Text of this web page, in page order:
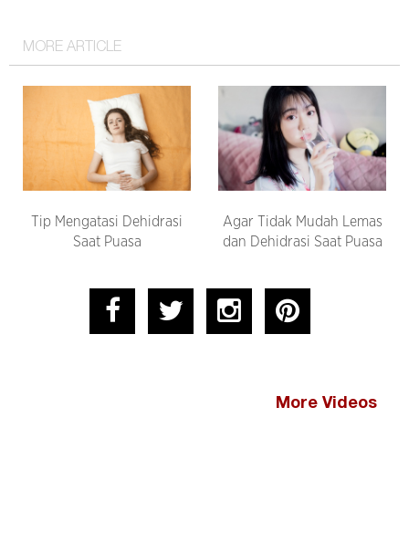
MORE ARTICLE
Tip Mengatasi Dehidrasi
Saat Puasa
Agar Tidak Mudah Lemas
dan Dehidrasi Saat Puasa
More Videos